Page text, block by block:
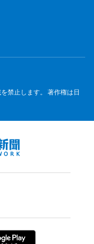
禁止します。 著作権は日